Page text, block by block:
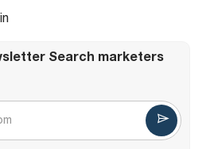
Search marketers